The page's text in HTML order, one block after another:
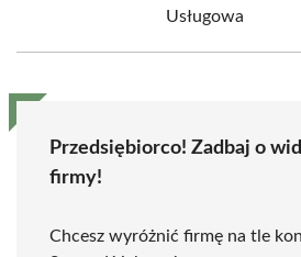
Usługowa
Przedsiębiorco! Zadbaj o
firmy!
Chcesz wyróżnić firmę na tle